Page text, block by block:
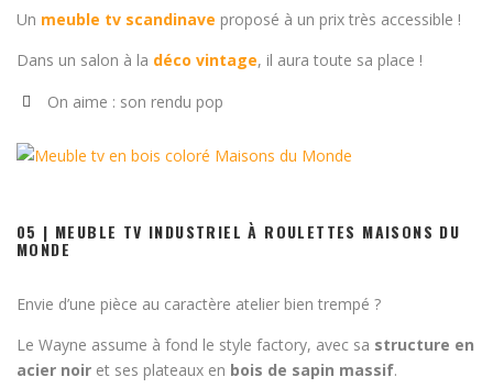
Un meuble tv scandinave proposé à un prix très accessible !
Dans un salon à la déco vintage, il aura toute sa place !
On aime : son rendu pop
05 | MEUBLE TV INDUSTRIEL À ROULETTES MAISONS DU
MONDE
Envie d’une pièce au caractère atelier bien trempé ?
Le Wayne assume à fond le style factory, avec sa structure en
acier noir et ses plateaux en bois de sapin massif.